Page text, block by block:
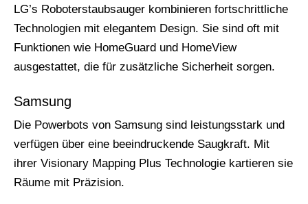
LG’s Roboterstaubsauger kombinieren fortschrittliche
Technologien mit elegantem Design. Sie sind oft mit
Funktionen wie HomeGuard und HomeView
ausgestattet, die für zusätzliche Sicherheit sorgen.
Samsung
Die Powerbots von Samsung sind leistungsstark und
verfügen über eine beeindruckende Saugkraft. Mit
ihrer Visionary Mapping Plus Technologie kartieren sie
Räume mit Präzision.